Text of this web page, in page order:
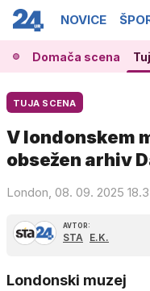
NOVICE
Domača scena
TUJA SCENA
V londonskem
obsežen arhiv
London, 08. 09. 2025
AVTOR:
STA E.K.
Londonski muzej